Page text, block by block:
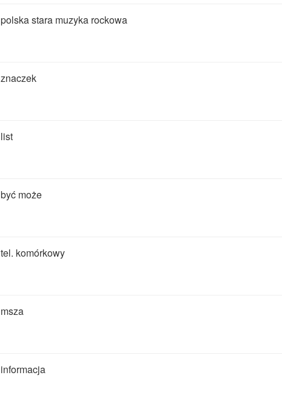
polska stara muzyka rockowa
znaczek
list
być może
tel. komórkowy
msza
informacja